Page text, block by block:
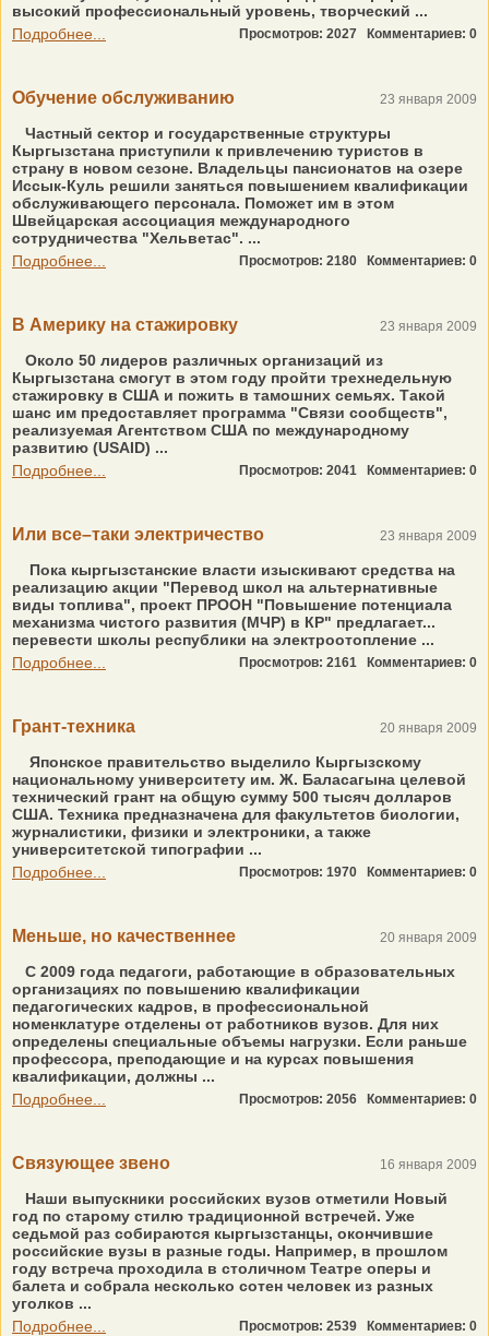
высокий профессиональный уровень, творческий ...
Подробнее...
Просмотров: 2027 Комментариев: 0
Обучение обслуживанию 23 января 2009
Частный сектор и государственные структуры
Кыргызстана приступили к привлечению туристов в
страну в новом сезоне. Владельцы пансионатов на озере
Иссык-Куль решили заняться повышением квалификации
обслуживающего персонала. Поможет им в этом
Швейцарская ассоциация международного
сотрудничества "Хельветас". ...
Подробнее...
Просмотров: 2180 Комментариев: 0
В Америку на стажировку 23 января 2009
Около 50 лидеров различных организаций из
Кыргызстана смогут в этом году пройти трехнедельную
стажировку в США и пожить в тамошних семьях. Такой
шанс им предоставляет программа "Связи сообществ",
реализуемая Агентством США по международному
развитию (USAID) ...
Подробнее...
Просмотров: 2041 Комментариев: 0
Или все–таки электричество 23 января 2009
Пока кыргызстанские власти изыскивают средства на
реализацию акции "Перевод школ на альтернативные
виды топлива", проект ПРООН "Повышение потенциала
механизма чистого развития (МЧР) в КР" предлагает...
перевести школы республики на электроотопление ...
Подробнее...
Просмотров: 2161 Комментариев: 0
Грант-техника 20 января 2009
Японское правительство выделило Кыргызскому
национальному университету им. Ж. Баласагына целевой
технический грант на общую сумму 500 тысяч долларов
США. Техника предназначена для факультетов биологии,
журналистики, физики и электроники, а также
университетской типографии ...
Подробнее...
Просмотров: 1970 Комментариев: 0
Меньше, но качественнее 20 января 2009
С 2009 года педагоги, работающие в образовательных
организациях по повышению квалификации
педагогических кадров, в профессиональной
номенклатуре отделены от работников вузов. Для них
определены специальные объемы нагрузки. Если раньше
профессора, преподающие и на курсах повышения
квалификации, должны ...
Подробнее...
Просмотров: 2056 Комментариев: 0
Связующее звено 16 января 2009
Наши выпускники российских вузов отметили Новый
год по старому стилю традиционной встречей. Уже
седьмой раз собираются кыргызстанцы, окончившие
российские вузы в разные годы. Например, в прошлом
году встреча проходила в столичном Театре оперы и
балета и собрала несколько сотен человек из разных
уголков ...
Подробнее...
Просмотров: 2539 Комментариев: 0